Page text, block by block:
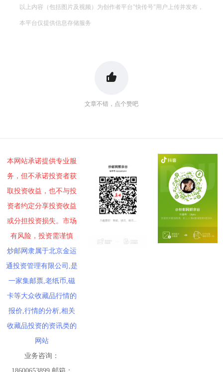
以上内容（包括图片及视频）为创作者平台"快传号"用户上传并发布，
本平台仅提供信息存储服务
文章不错，点个赞吧
本网站承诺提供专业服
务，但不承诺投资者获
取投资收益，也不与投
资者约定分享投资收益
或分担投资损失。市场
有风险，投资需谨慎
炒邮网隶属于北京金运
通投资管理有限公司,是
一家集邮票,老纸币,磁
卡等大众收藏品行情的
报价,行情的分析,相关
收藏品投资的资讯类的
网站
业务咨询：